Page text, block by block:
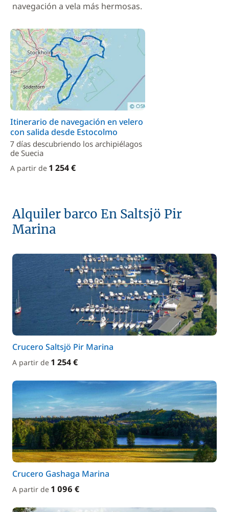
navegación a vela más hermosas.
Itinerario de navegación en velero
con salida desde Estocolmo
7 días descubriendo los archipiélagos
de Suecia
A partir de 1 254 €
Alquiler barco En Saltsjö Pir
Marina
Crucero Saltsjö Pir Marina
A partir de 1 254 €
Crucero Gashaga Marina
A partir de 1 096 €